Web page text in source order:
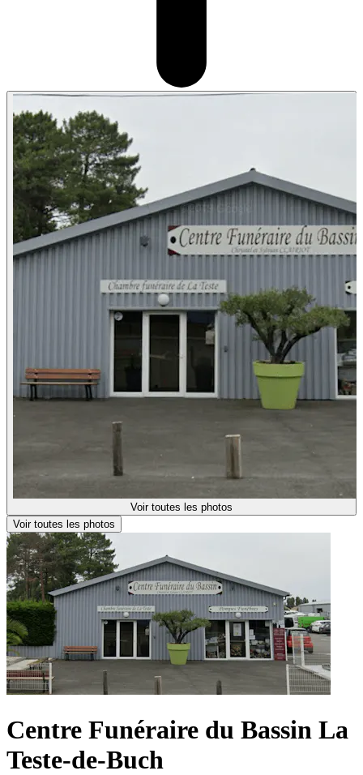
Voir toutes les photos
Voir toutes les photos
Centre Funéraire du Bassin La
Teste-de-Buch